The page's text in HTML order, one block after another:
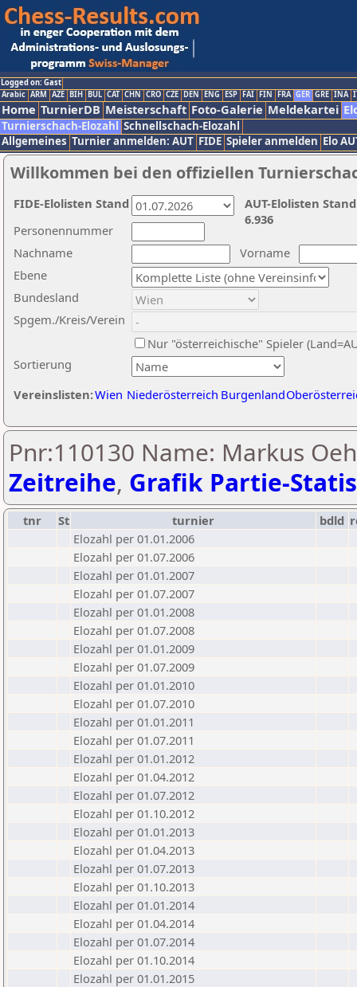
Logged on: Gast
Arabic ARM AZE BIH BUL CAT CHN CRO CZE DEN ENG ESP FAI FIN FRA GER GRE INA
Home TurnierDB Meisterschaft Foto-Galerie Meldekartei
Turnierschach-Elozahl Schnellschach-Elozahl
Allgemeines Turnier anmelden: AUT FIDE Spieler anmelden Elo
Willkommen bei den offiziellen
Nachname
Vorname
Ebene
Sortierung
Personennummer
Bundesland
Spgem./Kreis/Verein
Nur "österreichische" Spieler
Vereinslisten:Wien Niederösterreich Burgenland
AUT-Elolisten
6.936
FIDE-Elolisten Stand
Pnr:110130 Name: Markus
Zeitreihe, Grafik Partie-
tnr St turnier bdld
Elozahl per 01.01.2006
Elozahl per 01.07.2006
Elozahl per 01.01.2007
Elozahl per 01.07.2007
Elozahl per 01.01.2008
Elozahl per 01.07.2008
Elozahl per 01.01.2009
Elozahl per 01.07.2009
Elozahl per 01.01.2010
Elozahl per 01.07.2010
Elozahl per 01.01.2011
Elozahl per 01.07.2011
Elozahl per 01.01.2012
Elozahl per 01.04.2012
Elozahl per 01.07.2012
Elozahl per 01.10.2012
Elozahl per 01.01.2013
Elozahl per 01.04.2013
Elozahl per 01.07.2013
Elozahl per 01.10.2013
Elozahl per 01.01.2014
Elozahl per 01.04.2014
Elozahl per 01.07.2014
Elozahl per 01.10.2014
Elozahl per 01.01.2015